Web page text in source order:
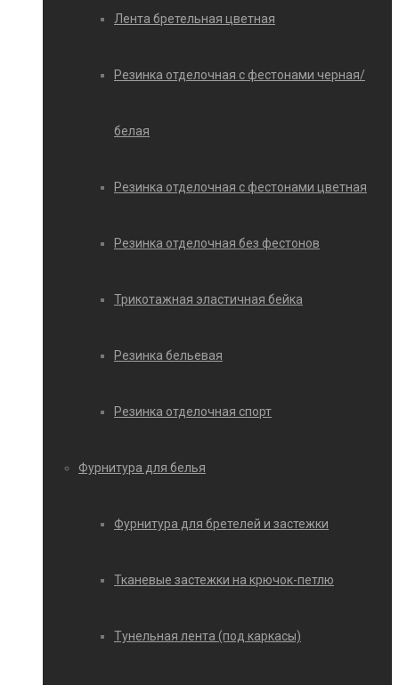
Лента бретельная цветная
Резинка отделочная с фестонами черная/
белая
Резинка отделочная с фестонами цветная
Резинка отделочная без фестонов
Трикотажная эластичная бейка
Резинка бельевая
Резинка отделочная спорт
Фурнитура для белья
Фурнитура для бретелей и застежки
Тканевые застежки на крючок-петлю
Тунельная лента (под каркасы)